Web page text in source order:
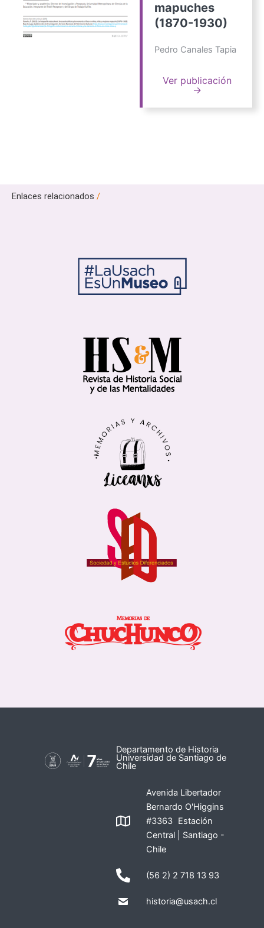
mapuches
(1870-1930)
Pedro Canales Tapia
Ver publicación
→
Enlaces relacionados /
Departamento de Historia
Universidad de Santiago de
Chile
Avenida Libertador
Bernardo O'Higgins
#3363 Estación
Central | Santiago -
Chile
(56 2) 2 718 13 93
historia@usach.cl